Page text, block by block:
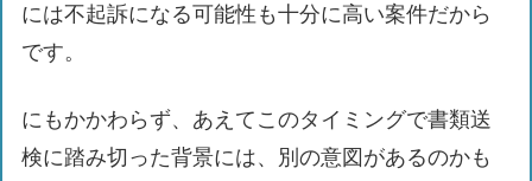
には不起訴になる可能性も十分に高い案件だから
です。
にもかかわらず、あえてこのタイミングで書類送
検に踏み切った背景には、別の意図があるのかも